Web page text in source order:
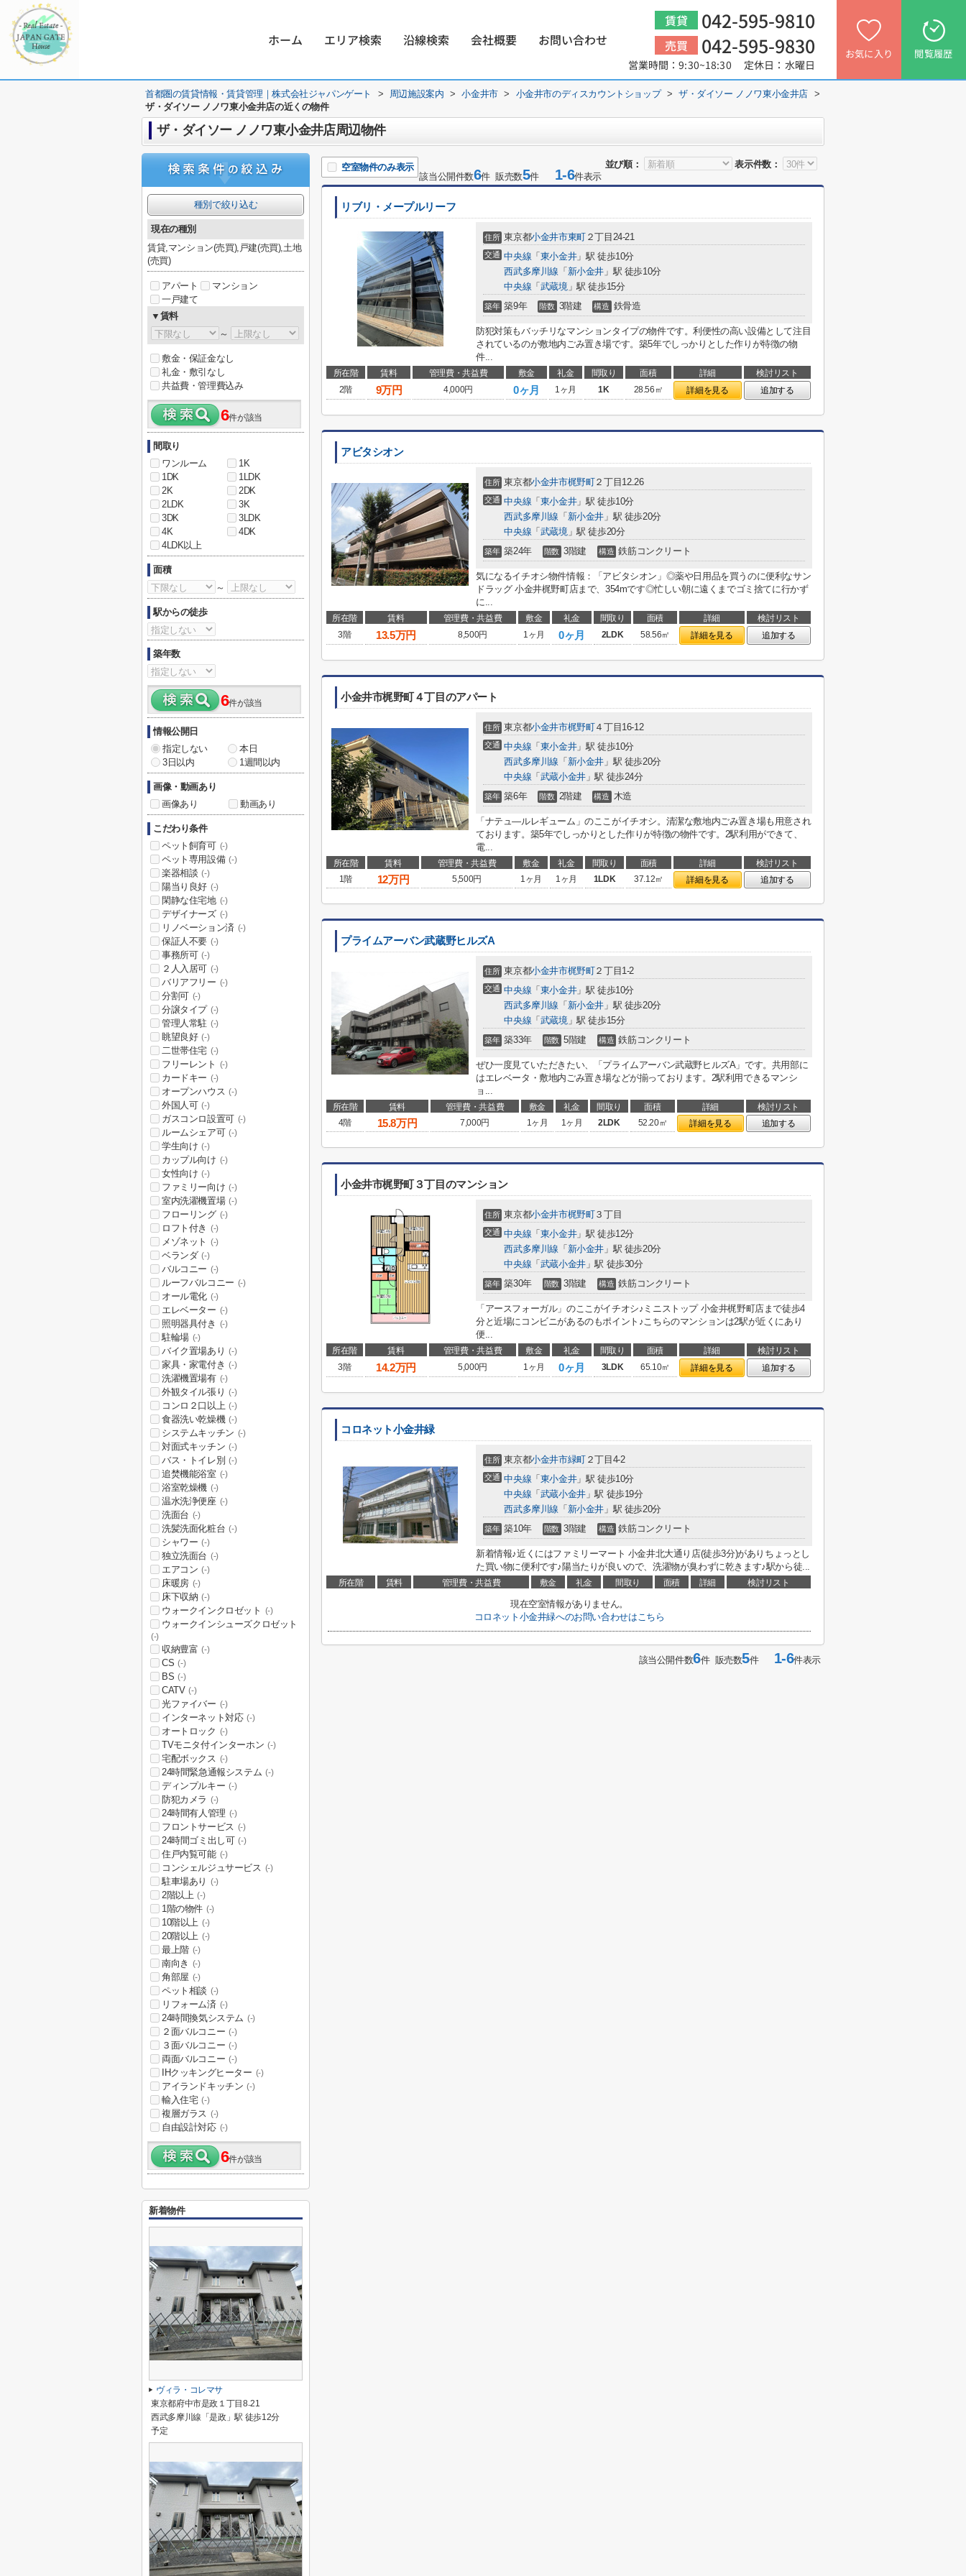
ホーム エリア検索 沿線検索 会社概要 お問い合わせ
賃貸 042-595-9810
売買 042-595-9830
営業時間：9:30~18:30 定休日：水曜日
お気に入り 閲覧履歴
首都圏の賃貸情報・賃貸管理｜株式会社ジャパンゲート > 周辺施設案内 > 小金井市 > 小金井市のディスカウントショップ > ザ・ダイソー ノノワ東小金井店 >
ザ・ダイソー ノノワ東小金井店の近くの物件
ザ・ダイソー ノノワ東小金井店周辺物件
並び順： 表示件数：
空室物件のみ表示
該当公開件数6件 販売数5件 1-6件表示
リブリ・メープルリーフ
住所 東京都小金井市東町２丁目24-21
交通 中央線 「 東小金井」駅 徒歩10分
西武多摩川線 「 新小金井 」駅 徒歩10分
中央線 「 武蔵境」駅 徒歩15分
築年 築9年 階数 3階建 構造 鉄骨造
防犯対策もバッチリなマンションタイプの物件です。利便性の高い設備として注目
されているのが敷地内ごみ置き場です。築5年でしっかりとした作りが特徴の物
件...
所在階 賃料 管理費・共益費 敷金 礼金 間取り 面積 詳細
検討リスト
2階
9万円 4,000円 0ヶ月 1ヶ月 1K 28.56㎡ 詳細を見る 追加する
アビタシオン
住所 東京都小金井市梶野町２丁目12₋26
交通 中央線 「 東小金井」駅 徒歩10分
西武多摩川線 「 新小金井 」駅 徒歩20分
中央線 「 武蔵境」駅 徒歩20分
築年 築24年 階数 3階建 構造 鉄筋コンクリート
気になるイチオシ物件情報：「アビタシオン」◎薬や日用品を買うのに便利なサン
ドラッグ 小金井梶野町店まで、354mです◎忙しい朝に遠くまでゴミ捨てに行かず
に...
所在階 賃料 管理費・共益費 敷金 礼金 間取り 面積 詳細
検討リスト
3階
13.5万円 8,500円 1ヶ月 0ヶ月 2LDK 58.56㎡ 詳細を見る 追加する
小金井市梶野町４丁目のアパート
住所 東京都小金井市梶野町４丁目16-12
交通 中央線 「 東小金井」駅 徒歩10分
西武多摩川線 「 新小金井 」駅 徒歩20分
中央線 「 武蔵小金井」駅 徒歩24分
築年 築6年 階数 2階建 構造 木造
「ナテュ―ルレギューム」のここがイチオシ。清潔な敷地内ごみ置き場も用意され
ております。築5年でしっかりとした作りが特徴の物件です。2駅利用ができて、
電...
所在階 賃料 管理費・共益費 敷金 礼金 間取り 面積 詳細
検討リスト
1階
12万円 5,500円 1ヶ月 1ヶ月 1LDK 37.12㎡ 詳細を見る 追加する
プライムアーバン武蔵野ヒルズA
住所 東京都小金井市梶野町２丁目1-2
交通 中央線 「 東小金井」駅 徒歩10分
西武多摩川線 「 新小金井 」駅 徒歩20分
中央線 「 武蔵境」駅 徒歩15分
築年 築33年 階数 5階建 構造 鉄筋コンクリート
ぜひ一度見ていただきたい、「プライムアーバン武蔵野ヒルズA」です。共用部に
はエレベータ・敷地内ごみ置き場などが揃っております。2駅利用できるマンシ
ョ...
所在階 賃料 管理費・共益費 敷金 礼金 間取り 面積 詳細
検討リスト
4階
15.8万円 7,000円 1ヶ月 1ヶ月 2LDK 52.20㎡ 詳細を見る 追加する
小金井市梶野町３丁目のマンション
住所 東京都小金井市梶野町３丁目
交通 中央線 「 東小金井」駅 徒歩12分
西武多摩川線 「 新小金井 」駅 徒歩20分
中央線 「 武蔵小金井」駅 徒歩30分
築年 築30年 階数 3階建 構造 鉄筋コンクリート
「アースフォーガル」のここがイチオシ♪ミニストップ 小金井梶野町店まで徒歩4
分と近場にコンビニがあるのもポイント♪こちらのマンションは2駅が近くにあり
便...
所在階 賃料 管理費・共益費 敷金 礼金 間取り 面積 詳細
検討リスト
3階
14.2万円 5,000円 1ヶ月 0ヶ月 3LDK 65.10㎡ 詳細を見る 追加する
コロネット小金井緑
住所 東京都小金井市緑町２丁目4-2
交通 中央線 「 東小金井」駅 徒歩10分
中央線 「 武蔵小金井」駅 徒歩19分
西武多摩川線 「 新小金井 」駅 徒歩20分
築年 築10年 階数 3階建 構造 鉄筋コンクリート
新着情報♪近くにはファミリーマート 小金井北大通り店(徒歩3分)がありちょっとし
た買い物に便利です♪陽当たりが良いので、洗濯物が臭わずに乾きます♪駅から徒...
所在階 賃料 管理費・共益費 敷金 礼金 間取り 面積 詳細 検討リスト
現在空室情報がありません。
コロネット小金井緑へのお問い合わせはこちら
該当公開件数6件 販売数5件1-6件表示
種別で絞り込む
現在の種別
賃貸,マンション(売買),戸建(売買),土地
(売買)
アパート
マンション
一戸建て
▼賃料
～
敷金・保証金なし
礼金・敷引なし
共益費・管理費込み
6件が該当
間取り
ワンルーム
1K
1DK
1LDK
2K
2DK
2LDK
3K
3DK
3LDK
4K
4DK
4LDK以上
面積
～
駅からの徒歩
築年数
6件が該当
情報公開日
指定しない
本日
3日以内
1週間以内
画像・動画あり
画像あり
動画あり
こだわり条件
ペット飼育可 (-)
ペット専用設備 (-)
楽器相談 (-)
陽当り良好 (-)
閑静な住宅地 (-)
デザイナーズ (-)
リノベーション済 (-)
保証人不要 (-)
事務所可 (-)
２人入居可 (-)
バリアフリー (-)
分割可 (-)
分譲タイプ (-)
管理人常駐 (-)
眺望良好 (-)
二世帯住宅 (-)
フリーレント (-)
カードキー (-)
オープンハウス (-)
外国人可 (-)
ガスコンロ設置可 (-)
ルームシェア可 (-)
学生向け (-)
カップル向け (-)
女性向け (-)
ファミリー向け (-)
室内洗濯機置場 (-)
フローリング (-)
ロフト付き (-)
メゾネット (-)
ベランダ (-)
バルコニー (-)
ルーフバルコニー (-)
オール電化 (-)
エレベーター (-)
照明器具付き (-)
駐輪場 (-)
バイク置場あり (-)
家具・家電付き (-)
洗濯機置場有 (-)
外観タイル張り (-)
コンロ２口以上 (-)
食器洗い乾燥機 (-)
システムキッチン (-)
対面式キッチン (-)
バス・トイレ別 (-)
追焚機能浴室 (-)
浴室乾燥機 (-)
温水洗浄便座 (-)
洗面台 (-)
洗髪洗面化粧台 (-)
シャワー (-)
独立洗面台 (-)
エアコン (-)
床暖房 (-)
床下収納 (-)
ウォークインクロゼット (-)
ウォークインシューズクロゼット
(-)
収納豊富 (-)
CS (-)
BS (-)
CATV (-)
光ファイバー (-)
インターネット対応 (-)
オートロック (-)
TVモニタ付インターホン (-)
宅配ボックス (-)
24時間緊急通報システム (-)
ディンプルキー (-)
防犯カメラ (-)
24時間有人管理 (-)
フロントサービス (-)
24時間ゴミ出し可 (-)
住戸内覧可能 (-)
コンシェルジュサービス (-)
駐車場あり (-)
2階以上 (-)
1階の物件 (-)
10階以上 (-)
20階以上 (-)
最上階 (-)
南向き (-)
角部屋 (-)
ペット相談 (-)
リフォーム済 (-)
24時間換気システム (-)
２面バルコニー (-)
３面バルコニー (-)
両面バルコニー (-)
IHクッキングヒーター (-)
アイランドキッチン (-)
輸入住宅 (-)
複層ガラス (-)
自由設計対応 (-)
6件が該当
新着物件
ヴィラ・コレマサ
東京都府中市是政１丁目8₋21
西武多摩川線「是政」駅 徒歩12分
予定